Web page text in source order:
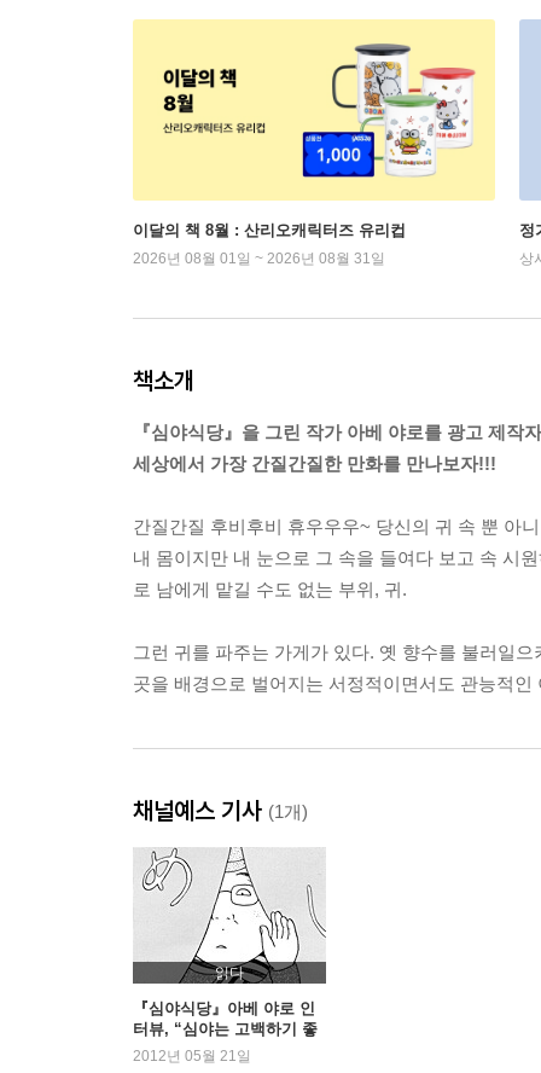
이달의 책 8월 : 산리오캐릭터즈 유리컵
2026년 08월 01일 ~ 2026년 08월 31일
정
상
책소개
『심야식당』을 그린 작가 아베 야로를 광고 제
세상에서 가장 간질간질한 만화를 만나보자!!!
간질간질 후비후비 휴우우우~ 당신의 귀 속 뿐 아
내 몸이지만 내 눈으로 그 속을 들여다 보고 속 시
로 남에게 맡길 수도 없는 부위, 귀.
그런 귀를 파주는 가게가 있다. 옛 향수를 불러일
곳을 배경으로 벌어지는 서정적이면서도 관능적
채널예스 기사 (1개)
읽다
『심야식당』아베 야로 인
터뷰, “심야는 고백하기 좋
은 특별한 시간”
2012년 05월 21일